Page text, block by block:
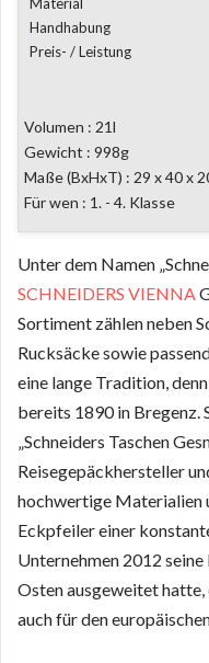
Handhabung
Preis- / Leistung
Volumen : 21l
Gewicht : 998g
Maße (BxHxT) : 29 x 40 x
Für wen : 1. - 4. Klasse
Unter dem Namen
SCHNEIDERS VIENNA
Sortiment zählen neben
Rucksäcke sowie
eine lange Tradition,
bereits 1890 in Bregenz.
„Schneiders Taschen
Reisegepäckhersteller
hochwertige Materialien
Eckpfeiler einer
Unternehmen 2012
Osten ausgeweitet
auch für den